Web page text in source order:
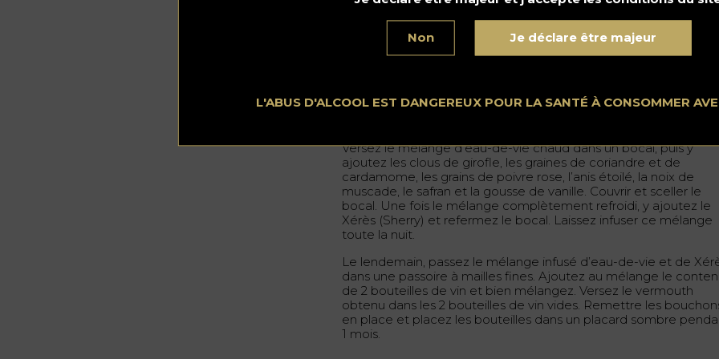
Non Je déclare être majeur
L'ABUS D'ALCOOL EST DANGEREUX POUR LA SANTÉ À CONSOMMER
Laissez cuire entre 12 à 15 minutes : le sirop obtenu sera d’une
couleur ambrée. Ajoutez les lanières d’écorces d’orange, laissez
cuire pendant 6 à 8 minutes jusqu’à ce que le sirop devienne
caramel fond dans l’eau-de-vie. Surtout ne laissez pas bouillir
Versez le mélange d’eau-de-vie chaud dans un bocal, puis y
ajoutez les clous de girofle, les graines de coriandre et de
cardamome, les grains de poivre rose, l’anis étoilé, la noix de
muscade, le safran et la gousse de vanille. Couvrir et sceller le
bocal. Une fois le mélange complètement refroidi, y ajoutez le
Xérès (Sherry) et refermez le bocal. Laissez infuser ce mélange
toute la nuit.
Le lendemain, passez le mélange infusé d’eau-de-vie et de
dans une passoire à mailles fines. Ajoutez au mélange le
de 2 bouteilles de vin et bien mélangez. Versez le vermouth
obtenu dans les 2 bouteilles de vin vides. Remettre les
en place et placez les bouteilles dans un placard sombre
1 mois.